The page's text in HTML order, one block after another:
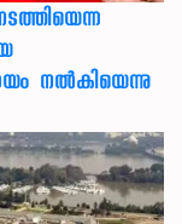
നല്‍കിയെന്നു